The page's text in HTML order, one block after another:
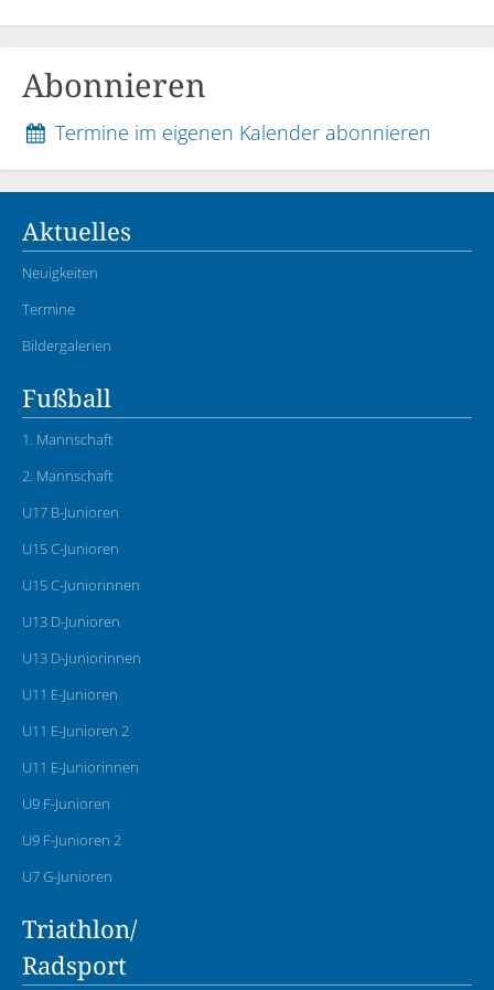
Abonnieren
Termine im eigenen Kalender abonnieren
Aktuelles
Neuigkeiten
Termine
Bildergalerien
Fußball
1. Mannschaft
2. Mannschaft
U17 B-Junioren
U15 C-Junioren
U15 C-Juniorinnen
U13 D-Junioren
U13 D-Juniorinnen
U11 E-Junioren
U11 E-Junioren 2
U11 E-Juniorinnen
U9 F-Junioren
U9 F-Junioren 2
U7 G-Junioren
Triathlon/
Radsport